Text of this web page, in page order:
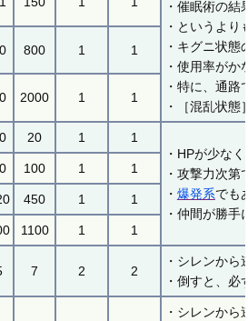
・催眠術の
・というよ
・キグニ状
・使用率が
・特に、通
・［混乱状
800 1 1
2000 1 1
20 1
1
・HPが少な
・攻撃力次
・ 爆発系でも
・仲間が勝
100 1 1
450 1 1
1100 1 1
7 2 2
・シレンから
・倒すと、
・シレンから